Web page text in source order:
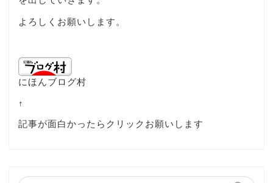
よろしくお願いします。
にほんブログ村
↑
記事が面白かったらクリックお願いします